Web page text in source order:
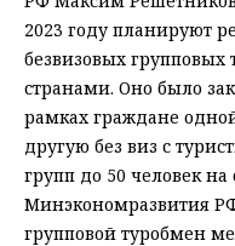
2023 году планируют
безвизовых групповых
странами. Оно было
рамках граждане
другую без виз с
групп до 50 человек
Минэкономразвития
групповой туробмен